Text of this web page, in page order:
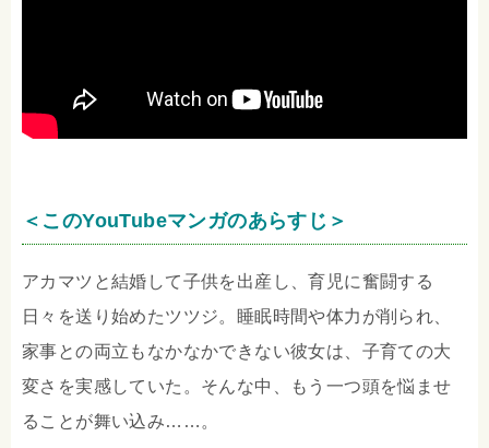
＜このYouTubeマンガのあらすじ＞
アカマツと結婚して子供を出産し、育児に奮闘する
日々を送り始めたツツジ。睡眠時間や体力が削られ、
家事との両立もなかなかできない彼女は、子育ての大
変さを実感していた。そんな中、もう一つ頭を悩ませ
ることが舞い込み……。